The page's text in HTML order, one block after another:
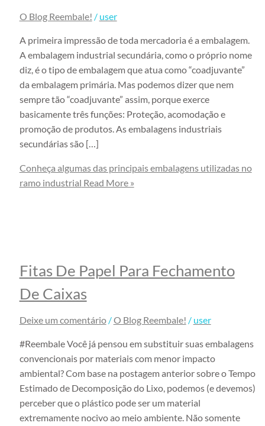
Fita de Arquear PET
Fita de Arquear Phoenix
Selo para Fita de Arquear
Preço da Fita Gomada
Personalizada
Preço da Fita Gomada
Fita Gomada com Reforço
Fita Gomada
Envelope de Segurança com
da Empresa
Envelope de Segurança para
Correios Personalizado
Envelope de segurança para E-
commerce
O Blog Reembale! / user
A primeira impressão de toda mercadoria é a embalagem.
A embalagem industrial secundária, como o próprio nome
diz, é o tipo de embalagem que atua como “coadjuvante”
da embalagem primária. Mas podemos dizer que nem
sempre tão “coadjuvante” assim, porque exerce
basicamente três funções: Proteção, acomodação e
promoção de produtos. As embalagens industriais
secundárias são […]
Conheça algumas das principais embalagens utilizadas no
ramo industrial Read More »
Fitas De Papel Para Fechamento
De Caixas
Deixe um comentário /O Blog Reembale! / user
#Reembale Você já pensou em substituir suas embalagens
convencionais por materiais com menor impacto
ambiental? Com base na postagem anterior sobre o Tempo
Estimado de Decomposição do Lixo, podemos (e devemos)
perceber que o plástico pode ser um material
extremamente nocivo ao meio ambiente. Não somente